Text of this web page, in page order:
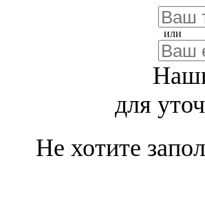
или
для
Не хотите